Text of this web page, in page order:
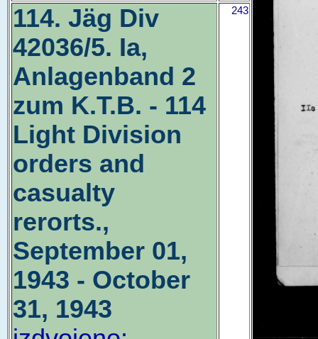
114. Jäg Div
42036/5. Ia,
Anlagenband 2
zum K.T.B. - 114
Light Division
orders and
casualty
rerorts.,
September 01,
1943 - October
31, 1943
243